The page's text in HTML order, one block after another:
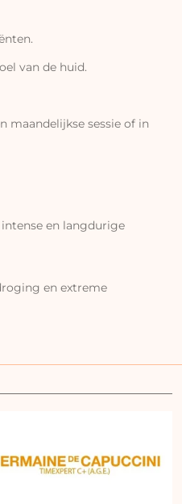
van de huid.
maandelijkse sessie of in
en langdurige
en extreme